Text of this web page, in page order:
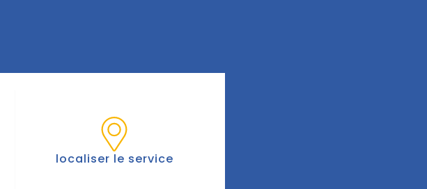
localiser le service